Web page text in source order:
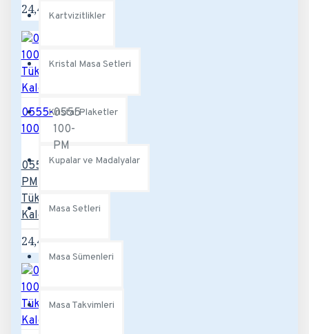
Kartvizitlikler
Kristal Masa Setleri
Kristal Plaketler
Kupalar ve Madalyalar
Masa Setleri
Masa Sümenleri
Masa Takvimleri
24,48TL
0555-
100
0555-
100-
PM
0555-100-
PM
Tükenmez
Kalem
24,48TL